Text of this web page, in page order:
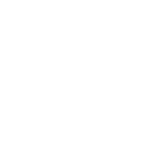
verfügbar.)